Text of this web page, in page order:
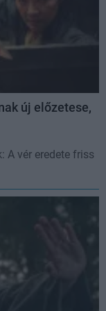
új előzetese,
A vér eredete friss